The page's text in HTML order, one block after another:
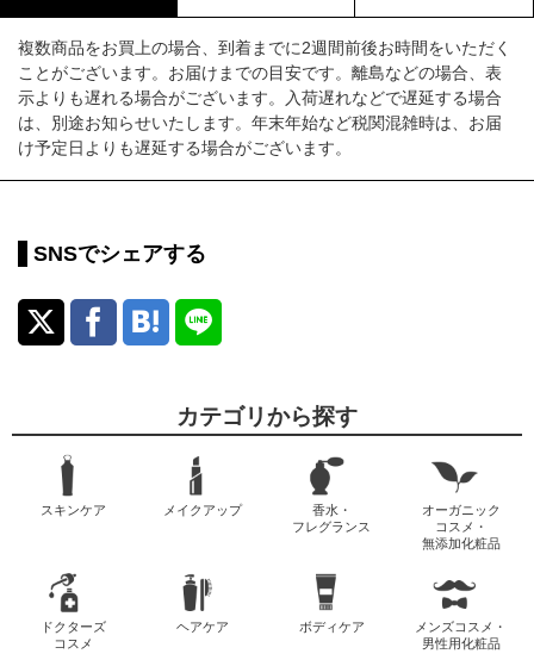
複数商品をお買上の場合、到着までに2週間前後お時間をいただく
ことがございます。お届けまでの目安です。離島などの場合、表
示よりも遅れる場合がございます。入荷遅れなどで遅延する場合
は、別途お知らせいたします。年末年始など税関混雑時は、お届
け予定日よりも遅延する場合がございます。
SNSでシェアする
カテゴリから探す
スキンケア メイクアップ
香水・
フレグランス
オーガニック
コスメ・
無添加化粧品
ドクターズ
コスメ
ヘアケア ボディケア
メンズコスメ・
男性用化粧品